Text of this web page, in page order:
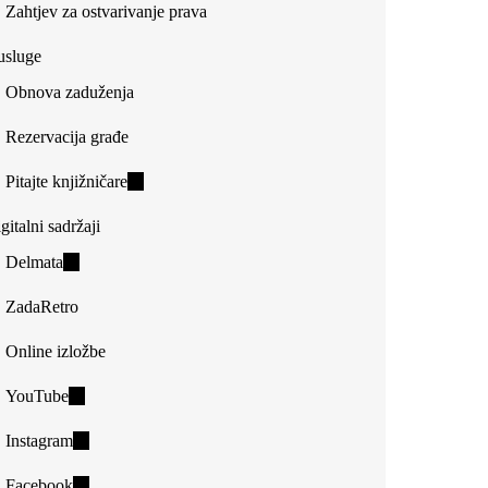
Zahtjev za ostvarivanje prava
Obnova zaduženja
Rezervacija građe
Pitajte knjižničare(link
sadržaji
Delmata
external)
ZadaRetro
Online izložbe
YouTube(link
external)
Instagram(link